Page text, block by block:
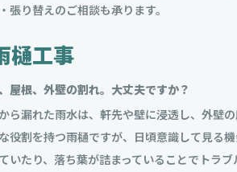
張り替えのご相談も承ります。
樋工事
屋根、外壁の割れ。大丈夫ですか？
ら漏れた雨水は、軒先や壁に浸透し、外壁
役割を持つ雨樋ですが、日頃意識して見る
いたり、落ち葉が詰まっていることでトラ